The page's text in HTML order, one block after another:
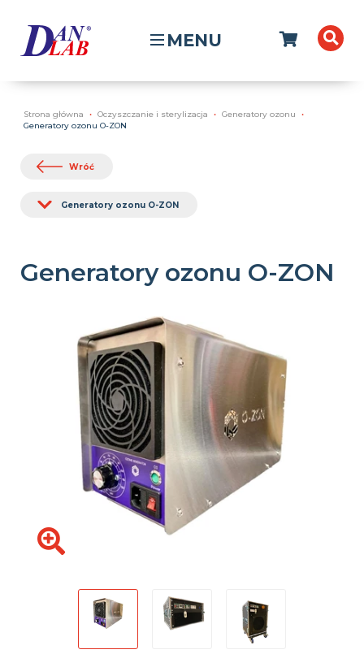
MENU
Strona główna Oczyszczanie i sterylizacja
Generatory ozonu
Generatory ozonu O-ZON
Wróć
Generatory ozonu O-ZON
Generatory ozonu O-ZON